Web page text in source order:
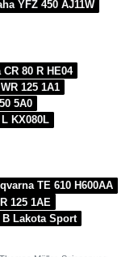
YFZ 450 AJ11W
CR 80 R HE04
125 1A1
5A0
KX080L
TE 610 H600AA
125 1AE
B Lakota Sport